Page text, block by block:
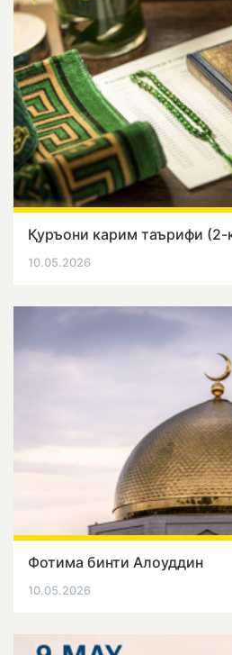
Қуръони карим таърифи
10.05.2026
Фотима бинти Алоуддин
10.05.2026